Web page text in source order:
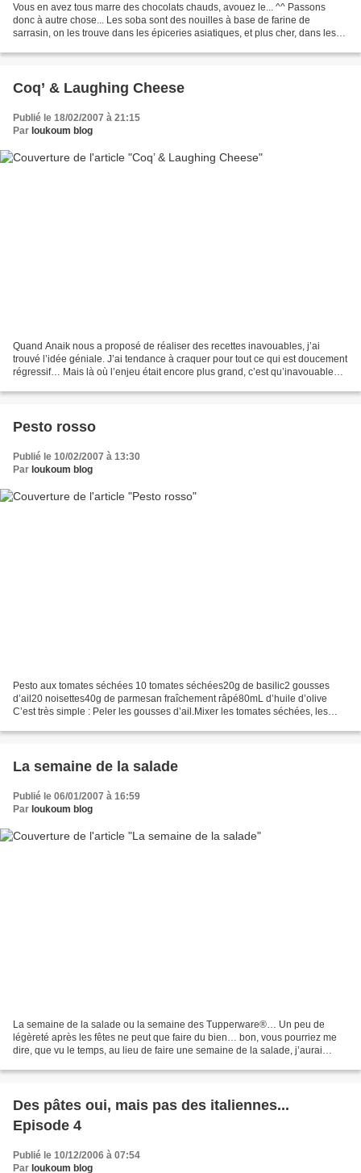
Vous en avez tous marre des chocolats chauds, avouez le... ^^ Passons
donc à autre chose... Les soba sont des nouilles à base de farine de
sarrasin, on les trouve dans les épiceries asiatiques, et plus cher, dans les
Coq’ & Laughing Cheese
Publié le 18/02/2007 à 21:15
Par loukoum blog
Quand Anaik nous a proposé de réaliser des recettes inavouables, j’ai
trouvé l’idée géniale. J’ai tendance à craquer pour tout ce qui est doucement
régressif… Mais là où l’enjeu était encore plus grand, c’est qu’inavouable
Pesto rosso
Publié le 10/02/2007 à 13:30
Par loukoum blog
Pesto aux tomates séchées 10 tomates séchées20g de basilic2 gousses
d’ail20 noisettes40g de parmesan fraîchement râpé80mL d’huile d’olive
C’est très simple : Peler les gousses d’ail.Mixer les tomates séchées, les
La semaine de la salade
Publié le 06/01/2007 à 16:59
Par loukoum blog
La semaine de la salade ou la semaine des Tupperware®… Un peu de
légèreté après les fêtes ne peut que faire du bien… bon, vous pourriez me
dire, que vu le temps, au lieu de faire une semaine de la salade, j’aurai
Des pâtes oui, mais pas des italiennes...
Episode 4
Publié le 10/12/2006 à 07:54
Par loukoum blog